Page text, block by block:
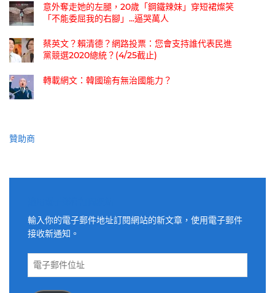
意外奪走她的左腿，20歲「鋼鐵辣妹」穿短裙燦笑
「不能委屈我的右腳」...逼哭萬人
蔡英文？賴清德？網路投票：您會支持誰代表民進
黨競選2020總統？(4/25截止)
轉載網文：韓國瑜有無治國能力？
贊助商
輸入你的電子郵件地址訂閱網站的新文章，使用電子郵件
接收新通知。
電